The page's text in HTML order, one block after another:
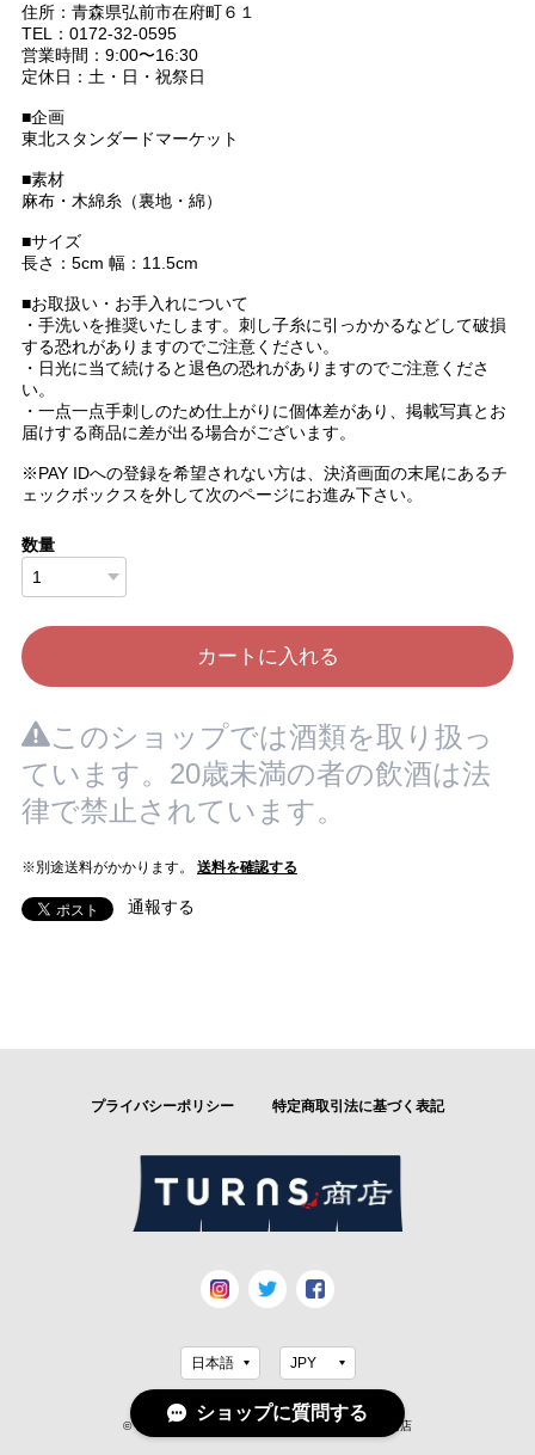
住所：青森県弘前市在府町６１
TEL：0172-32-0595
営業時間：9:00〜16:30
定休日：土・日・祝祭日
■企画
東北スタンダードマーケット
■素材
麻布・木綿糸（裏地・綿）
■サイズ
長さ：5cm 幅：11.5cm
■お取扱い・お手入れについて
・手洗いを推奨いたします。刺し子糸に引っかかるなどして破損
する恐れがありますのでご注意ください。
・日光に当て続けると退色の恐れがありますのでご注意くださ
い。
・一点一点手刺しのため仕上がりに個体差があり、掲載写真とお
届けする商品に差が出る場合がございます。
※PAY IDへの登録を希望されない方は、決済画面の末尾にあるチ
ェックボックスを外して次のページにお進み下さい。
数量
カートに入れる
このショップでは酒類を取り扱っ
ています。20歳未満の者の飲酒は法
律で禁止されています。
※別途送料がかかります。 送料を確認する
通報する
プライバシーポリシー 特定商取引法に基づく表記
© TURNSのおすすめ商品の通販／ECならTURNS商店
ショップに質問する